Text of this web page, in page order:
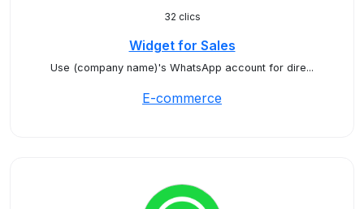
32 clics
Widget for Sales
Use (company name)'s WhatsApp account for dire...
E-commerce